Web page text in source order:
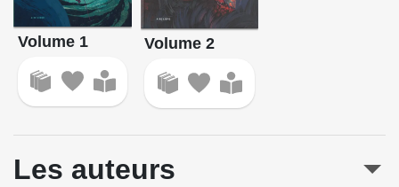
Volume 1 Volume 2
Les auteurs